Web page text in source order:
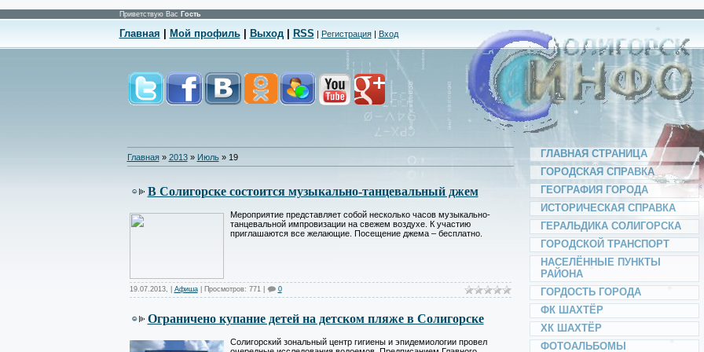
*
*
*
*
*
*
*
*
*
Приветствую Вас Гость
Главная Мой профиль| Выход| RSS | Регистрация| Вход
Главная» 2013 » Июль » 19
В Солигорске состоится музыкально-танцевальный джем
Мероприятие представляет собой несколько часов музыкально-
танцевальной импровизации на свежем воздухе. К участию
приглашаются все желающие. Посещение джема – бесплатно.
19.07.2013, Афиша| Просмотров: 771 | 0
Ограничено купание детей на детском пляже в Солигорске
Солигорский зональный центр гигиены и эпидемиологии провел
ГЛАВНАЯ СТРАНИЦА
ГОРОДСКАЯ СПРАВКА
ГЕОГРАФИЯ ГОРОДА
ИСТОРИЧЕСКАЯ СПРАВКА
ГЕРАЛЬДИКА СОЛИГОРСКА
ГОРОДСКОЙ ТРАНСПОРТ
НАСЕЛЁННЫЕ ПУНКТЫ
РАЙОНА
ГОРДОСТЬ ГОРОДА
ФК ШАХТЁР
ХК ШАХТЁР
ФОТОАЛЬБОМЫ